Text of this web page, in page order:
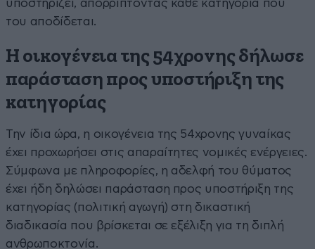
υποστηρίζει, απορρίπτοντας κάθε κατηγορία που
του αποδίδεται.
Η οικογένεια της 54χρονης δήλωσε
παράσταση προς υποστήριξη της
κατηγορίας
Την ίδια ώρα, η οικογένεια της 54χρονης γυναίκας
έχει προχωρήσει στις απαραίτητες νομικές ενέργειες.
Σύμφωνα με πληροφορίες, η αδελφή του θύματος
έχει ήδη δηλώσει παράσταση προς υποστήριξη της
κατηγορίας (πολιτική αγωγή) στη δικαστική
διαδικασία που βρίσκεται σε εξέλιξη για τη διπλή
ανθρωποκτονία.